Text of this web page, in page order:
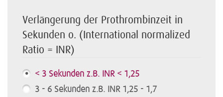
Verlängerung der Prothrombinzeit in
Sekunden o. (International normalized
Ratio = INR)
< 3 Sekunden z.B. INR < 1,25
3 - 6 Sekunden z.B. INR 1,25 - 1,7